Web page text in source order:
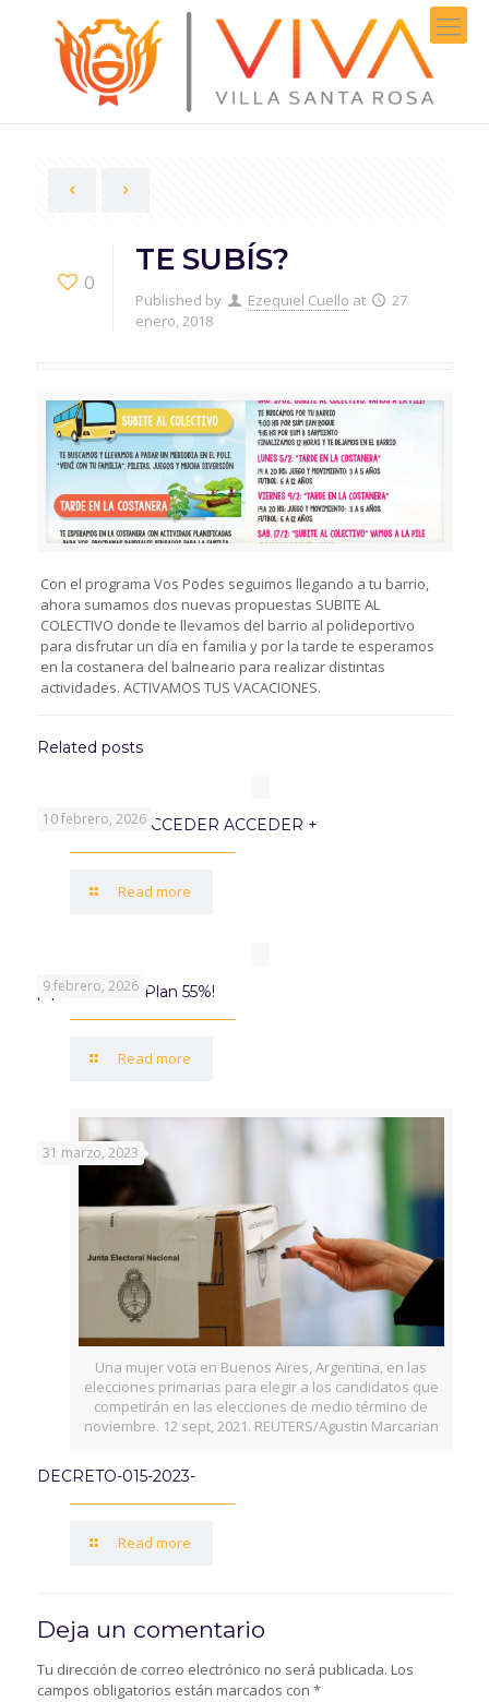
0
TE SUBÍS?
Published by Ezequiel Cuello at
27
enero, 2018
Con el programa Vos Podes seguimos llegando a tu barrio,
ahora sumamos dos nuevas propuestas SUBITE AL
COLECTIVO donde te llevamos del barrio al polideportivo
para disfrutar un día en familia y por la tarde te esperamos
en la costanera del balneario para realizar distintas
actividades. ACTIVAMOS TUS VACACIONES.
Related posts
10 febrero, 2026
PROGRAMA ACCEDER ACCEDER +
Read more
9 febrero, 2026
¡Aprovechá el Plan 55%!
Read more
Una mujer vota en Buenos Aires, Argentina, en las
elecciones primarias para elegir a los candidatos que
competirán en las elecciones de medio término de
noviembre. 12 sept, 2021. REUTERS/Agustin Marcarian
31 marzo, 2023
DECRETO-015-2023-
Read more
Deja un comentario
Tu dirección de correo electrónico no será publicada. Los
campos obligatorios están marcados con *